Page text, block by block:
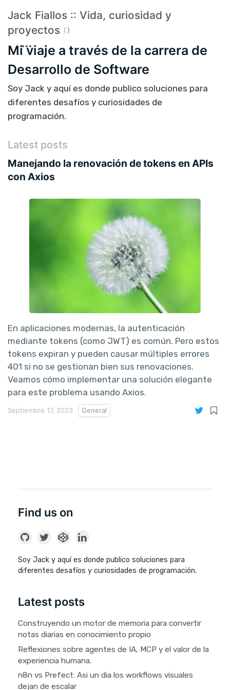
Jack Fiallos :: Vida, curiosidad y
proyectos
Mi viaje a través de la carrera de
Desarrollo de Software
Soy Jack y aquí es donde publico soluciones para
diferentes desafíos y curiosidades de
programación.
Latest posts
Manejando la renovación de tokens en APIs
con Axios
En aplicaciones modernas, la autenticación
mediante tokens (como JWT) es común. Pero estos
tokens expiran y pueden causar múltiples errores
401 si no se gestionan bien sus renovaciones.
Veamos cómo implementar una solución elegante
para este problema usando Axios.
Septiembre 17, 2023 General
Find us on
Soy Jack y aquí es donde publico soluciones para
diferentes desafíos y curiosidades de programación.
Latest posts
Construyendo un motor de memoria para convertir
notas diarias en conocimiento propio
Reflexiones sobre agentes de IA, MCP y el valor de la
experiencia humana.
n8n vs Prefect: Asi un dia los workflows visuales
dejan de escalar